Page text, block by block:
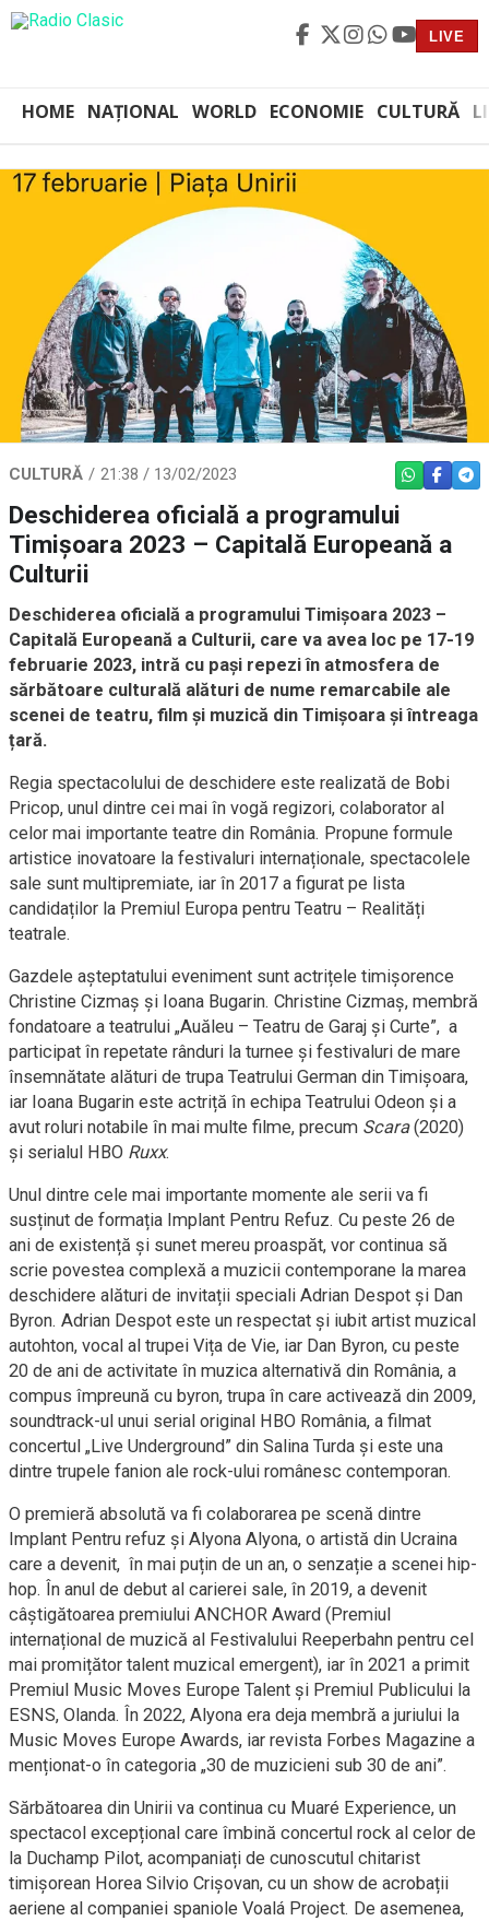
LIVE
HOME NAȚIONAL WORLD ECONOMIE CULTURĂ
CULTURĂ 21:38 / 13/02/2023 WHATSAPP
Deschiderea oficială a programului
Timișoara 2023 – Capitală Europeană a
Culturii
Deschiderea oficială a programului Timișoara 2023 –
Capitală Europeană a Culturii, care va avea loc pe 17-19
februarie 2023, intră cu pași repezi în atmosfera de
sărbătoare culturală alături de nume remarcabile ale
scenei de teatru, film și muzică din Timișoara și întreaga
țară.
Regia spectacolului de deschidere este realizată de Bobi
Pricop, unul dintre cei mai în vogă regizori, colaborator al
celor mai importante teatre din România. Propune formule
artistice inovatoare la festivaluri internaționale, spectacolele
sale sunt multipremiate, iar în 2017 a figurat pe lista
candidaților la Premiul Europa pentru Teatru – Realități
teatrale.
Gazdele așteptatului eveniment sunt actrițele timișorence
Christine Cizmaş și Ioana Bugarin. Christine Cizmaş, membră
fondatoare a teatrului „Auăleu – Teatru de Garaj şi Curte”, a
participat în repetate rânduri la turnee și festivaluri de mare
însemnătate alături de trupa Teatrului German din Timișoara,
iar Ioana Bugarin este actriță în echipa Teatrului Odeon și a
avut roluri notabile în mai multe filme, precum Scara(2020)
și serialul HBO Ruxx.
Unul dintre cele mai importante momente ale serii va fi
susținut de formația Implant Pentru Refuz. Cu peste 26 de
ani de existență și sunet mereu proaspăt, vor continua să
scrie povestea complexă a muzicii contemporane la marea
deschidere alături de invitații speciali Adrian Despot și Dan
Byron. Adrian Despot este un respectat și iubit artist muzical
autohton, vocal al trupei Vița de Vie, iar Dan Byron, cu peste
20 de ani de activitate în muzica alternativă din România, a
compus împreună cu byron, trupa în care activează din 2009,
soundtrack-ul unui serial original HBO România, a filmat
concertul „Live Underground” din Salina Turda și este una
dintre trupele fanion ale rock-ului românesc contemporan.
O premieră absolută va fi colaborarea pe scenă dintre
Implant Pentru refuz și Alyona Alyona, o artistă din Ucraina
care a devenit, în mai puțin de un an, o senzație a scenei hip-
hop. În anul de debut al carierei sale, în 2019, a devenit
câștigătoarea premiului ANCHOR Award (Premiul
internațional de muzică al Festivalului Reeperbahn pentru cel
mai promițător talent muzical emergent), iar în 2021 a primit
Premiul Music Moves Europe Talent și Premiul Publicului la
ESNS, Olanda. În 2022, Alyona era deja membră a juriului la
Music Moves Europe Awards, iar revista Forbes Magazine a
menționat-o în categoria „30 de muzicieni sub 30 de ani”.
Sărbătoarea din Unirii va continua cu Muaré Experience, un
spectacol excepțional care îmbină concertul rock al celor de
la Duchamp Pilot, acompaniați de cunoscutul chitarist
timișorean Horea Silvio Crișovan, cu un show de acrobații
aeriene al companiei spaniole Voalá Project. De asemenea,